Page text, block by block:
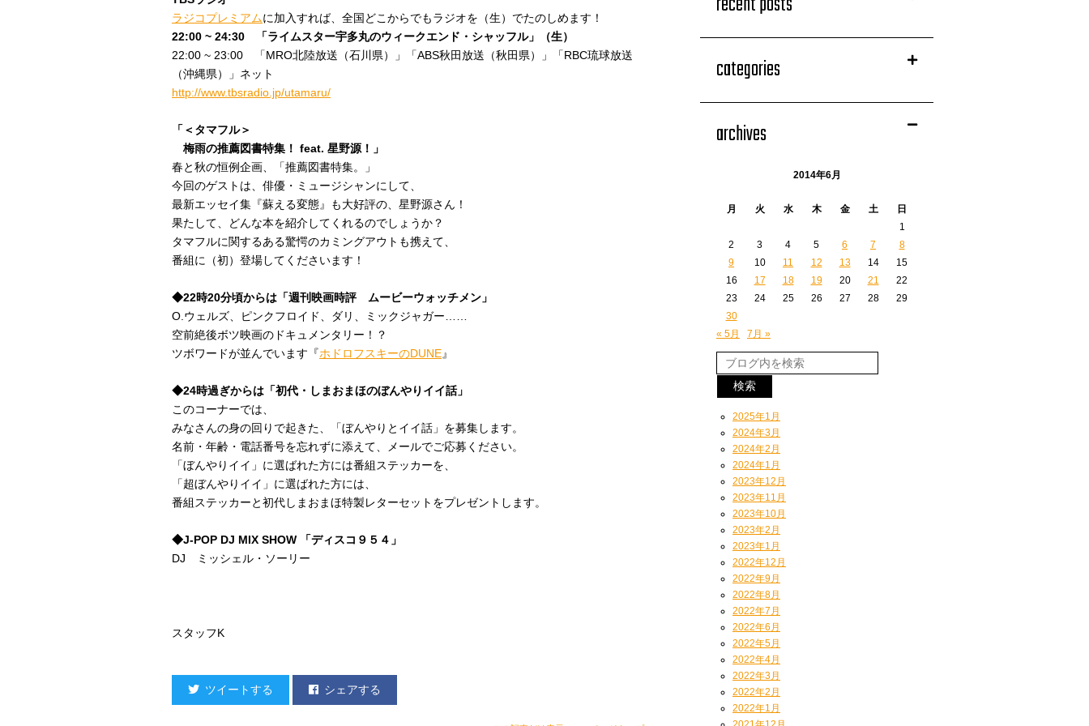
ラジコプレミアムに加入すれば、全国どこからでもラジオを（生）でたのしめます！
22:00 ~ 24:30 「ライムスター宇多丸のウィークエンド・シャッフル」（生）
22:00 ~ 23:00 「MRO北陸放送（石川県）」「ABS秋田放送（秋田県）」「RBC琉球放送
（沖縄県）」ネット
http://www.tbsradio.jp/utamaru/
「＜タマフル＞
梅雨の推薦図書特集！ feat. 星野源！」
春と秋の恒例企画、「推薦図書特集。」
今回のゲストは、俳優・ミュージシャンにして、
最新エッセイ集『蘇える変態』も大好評の、星野源さん！
果たして、どんな本を紹介してくれるのでしょうか？
タマフルに関するある驚愕のカミングアウトも携えて、
番組に（初）登場してくださいます！
◆22時20分頃からは「週刊映画時評 ムービーウォッチメン」
O.ウェルズ、ピンクフロイド、ダリ、ミックジャガー……
空前絶後ボツ映画のドキュメンタリー！？
ツボワードが並んでいます『ホドロフスキーのDUNE』
◆24時過ぎからは「初代・しまおまほのぼんやりイイ話」
このコーナーでは、
みなさんの身の回りで起きた、「ぼんやりとイイ話」を募集します。
名前・年齢・電話番号を忘れずに添えて、メールでご応募ください。
「ぼんやりイイ」に選ばれた方には番組ステッカーを、
「超ぼんやりイイ」に選ばれた方には、
番組ステッカーと初代しまおまほ特製レターセットをプレゼントします。
◆J-POP DJ MIX SHOW 「ディスコ９５４」
DJ ミッシェル・ソーリー
スタッフK
ツイートする シェアする
categories
archives
2014年6月
月 火 水 木 金 土
日
1
2
3 4 5 6 7
8
9
10 11 12 13 14
15
16
17 18 19 20 21
22
23
24 25 26 27 28
29
30
« 5月
7月 »
2025年1月
2024年3月
2024年2月
2024年1月
2023年12月
2023年11月
2023年10月
2023年2月
2023年1月
2022年12月
2022年9月
2022年8月
2022年7月
2022年6月
2022年5月
2022年4月
2022年3月
2022年2月
2022年1月